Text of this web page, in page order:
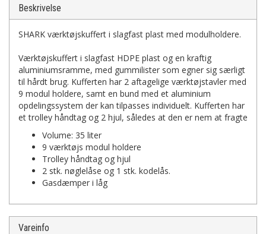
Beskrivelse
SHARK værktøjskuffert i slagfast plast med modulholdere.
Værktøjskuffert i slagfast HDPE plast og en kraftig
aluminiumsramme, med gummilister som egner sig særligt
til hårdt brug. Kufferten har 2 aftagelige værktøjstavler med
9 modul holdere, samt en bund med et aluminium
opdelingssystem der kan tilpasses individuelt. Kufferten har
et trolley håndtag og 2 hjul, således at den er nem at fragte
Volume: 35 liter
9 værktøjs modul holdere
Trolley håndtag og hjul
2 stk. nøglelåse og 1 stk. kodelås.
Gasdæmper i låg
Vareinfo